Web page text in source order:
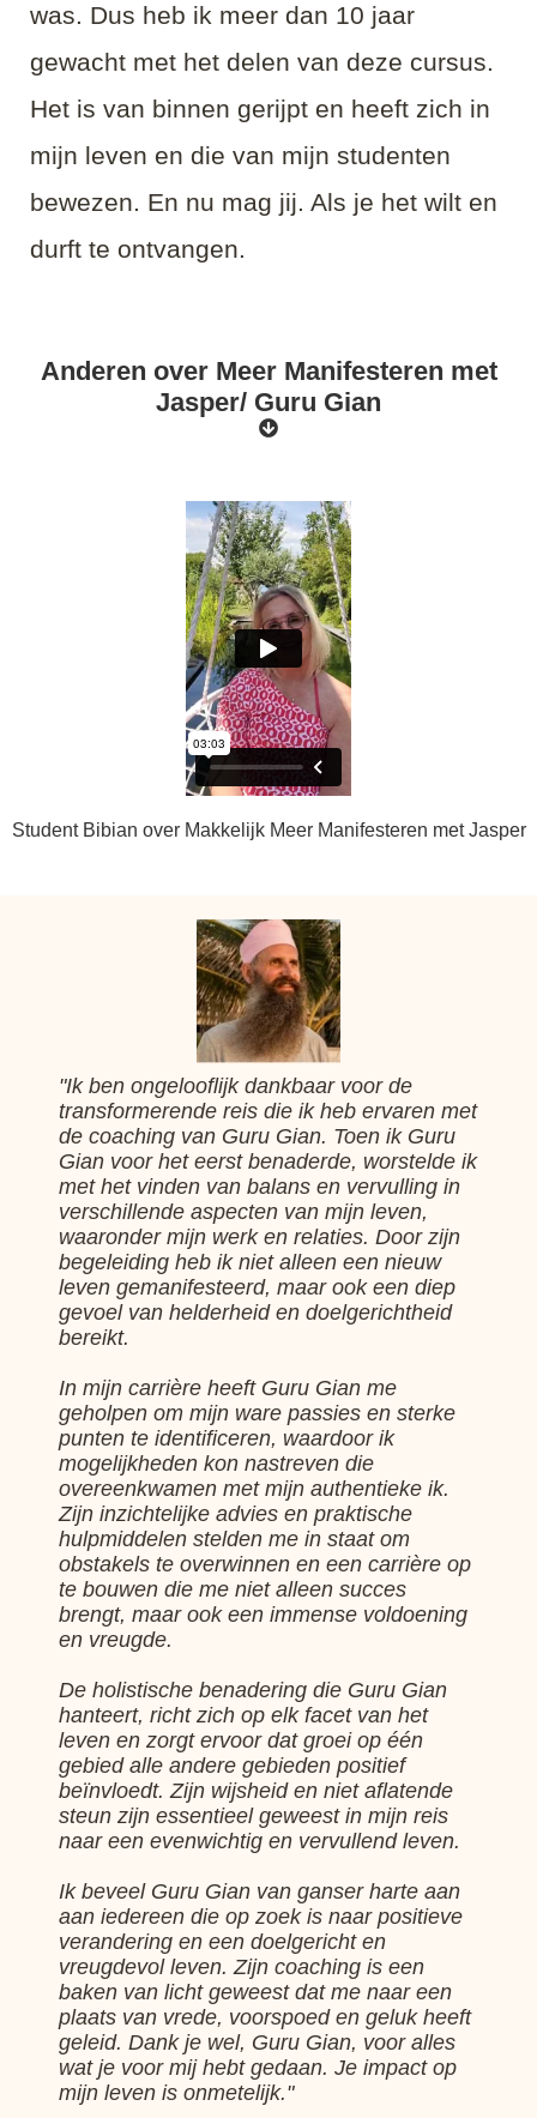
was. Dus heb ik meer dan 10 jaar
gewacht met het delen van deze cursus.
Het is van binnen gerijpt en heeft zich in
mijn leven en die van mijn studenten
bewezen. En nu mag jij. Als je het wilt en
durft te ontvangen.
Anderen over Meer Manifesteren met
Jasper/ Guru Gian
Student Bibian over Makkelijk Meer Manifesteren met Jasper
"Ik ben ongelooflijk dankbaar voor de
transformerende reis die ik heb ervaren met
de coaching van Guru Gian. Toen ik Guru
Gian voor het eerst benaderde, worstelde ik
met het vinden van balans en vervulling in
verschillende aspecten van mijn leven,
waaronder mijn werk en relaties. Door zijn
begeleiding heb ik niet alleen een nieuw
leven gemanifesteerd, maar ook een diep
gevoel van helderheid en doelgerichtheid
bereikt.
In mijn carrière heeft Guru Gian me
geholpen om mijn ware passies en sterke
punten te identificeren, waardoor ik
mogelijkheden kon nastreven die
overeenkwamen met mijn authentieke ik.
Zijn inzichtelijke advies en praktische
hulpmiddelen stelden me in staat om
obstakels te overwinnen en een carrière op
te bouwen die me niet alleen succes
brengt, maar ook een immense voldoening
en vreugde.
De holistische benadering die Guru Gian
hanteert, richt zich op elk facet van het
leven en zorgt ervoor dat groei op één
gebied alle andere gebieden positief
beïnvloedt. Zijn wijsheid en niet aflatende
steun zijn essentieel geweest in mijn reis
naar een evenwichtig en vervullend leven.
Ik beveel Guru Gian van ganser harte aan
aan iedereen die op zoek is naar positieve
verandering en een doelgericht en
vreugdevol leven. Zijn coaching is een
baken van licht geweest dat me naar een
plaats van vrede, voorspoed en geluk heeft
geleid. Dank je wel, Guru Gian, voor alles
wat je voor mij hebt gedaan. Je impact op
mijn leven is onmetelijk."